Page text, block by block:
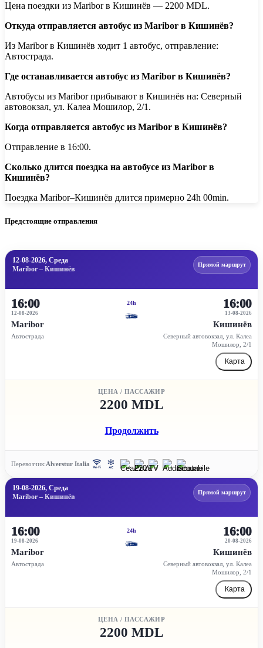
Цена поездки из Maribor в Кишинёв — 2200 MDL.
Откуда отправляется автобус из Maribor в Кишинёв?
Из Maribor в Кишинёв ходит 1 автобус, отправление:
Автострада.
Где останавливается автобус из Maribor в Кишинёв?
Автобусы из Maribor прибывают в Кишинёв на: Северный
автовокзал, ул. Калеа Мошилор, 2/1.
Когда отправляется автобус из Maribor в Кишинёв?
Отправление в 16:00.
Сколько длится поездка на автобусе из Maribor в
Кишинёв?
Поездка Maribor–Кишинёв длится примерно 24h 00min.
Предстоящие отправления
12-08-2026, Среда
Maribor – Кишинёв
Прямой маршрут
16:00
12-08-2026
Maribor
Автострада
24h
13-08-2026
16:00
Кишинёв
Северный автовокзал, ул. Калеа
Мошилор, 2/1
Карта
ЦЕНА / ПАССАЖИР
2200 MDL
Продолжить
Перевозчик:Alverstur Italia
19-08-2026, Среда
Maribor – Кишинёв
Прямой маршрут
16:00
19-08-2026
Maribor
Автострада
24h
20-08-2026
16:00
Кишинёв
Северный автовокзал, ул. Калеа
Мошилор, 2/1
Карта
ЦЕНА / ПАССАЖИР
2200 MDL